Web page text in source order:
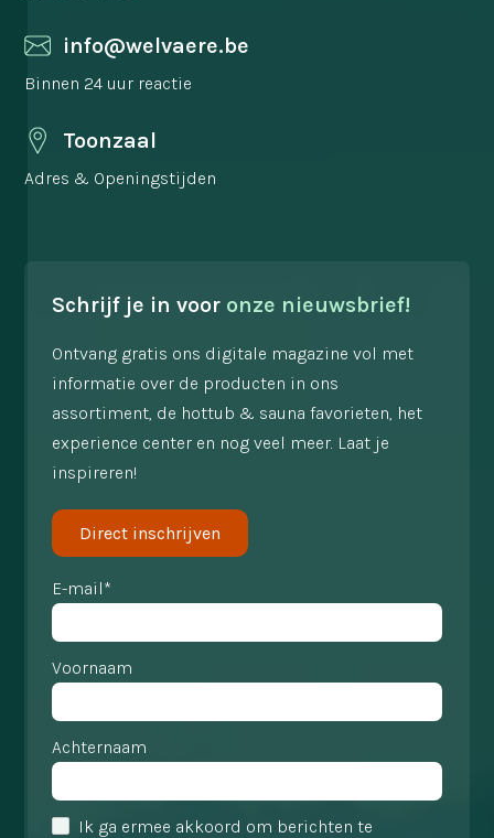
info@welvaere.be
Binnen 24 uur reactie
Toonzaal
Adres & Openingstijden
Schrijf je in voor onze nieuwsbrief!
Ontvang gratis ons digitale magazine vol met
informatie over de producten in ons
assortiment, de hottub & sauna favorieten, het
experience center en nog veel meer. Laat je
inspireren!
Direct inschrijven
E-mail*
Voornaam
Achternaam
Ik ga ermee akkoord om berichten te